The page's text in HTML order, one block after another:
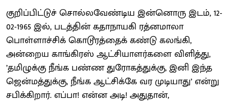
குறிப்பிட்டுச் சொல்லவேண்டிய இன்னொரு இடம், 12-
02-1965 இல், படத்தின் கதாநாயகி ரத்னமாலா
பொள்ளாச்சிக் கொடூரத்தைக் கண்டு கலங்கி,
அன்றைய காங்கிரஸ் ஆட்சியாளர்களை விளித்து,
’தமிழுக்கு நீங்க பண்ண துரோகத்துக்கு, இனி இந்த
ஜென்மத்துக்கு, நீங்க ஆட்சிக்கே வர முடியாது’ என்று
சபிக்கிறார். எப்பா! என்ன அடி! அதுதான்,